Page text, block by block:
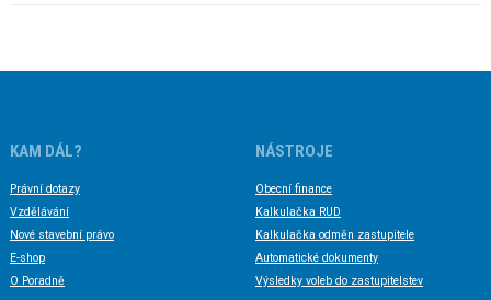
KAM DÁL?
Právní dotazy
Vzdělávání
Nové stavební právo
E-shop
O Poradně
NÁSTROJE
Obecní finance
Kalkulačka RUD
Kalkulačka odměn zastupitele
Automatické dokumenty
Výsledky voleb do zastupitelstev